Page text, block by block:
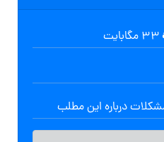
درباره این مطلب